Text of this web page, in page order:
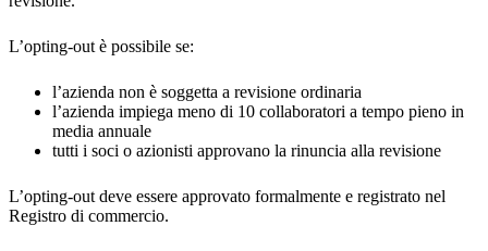
L’opting-out è possibile se:
l’azienda non è soggetta a revisione ordinaria
l’azienda impiega meno di 10 collaboratori a tempo pieno in
media annuale
tutti i soci o azionisti approvano la rinuncia alla revisione
L’opting-out deve essere approvato formalmente e registrato nel
Registro di commercio.